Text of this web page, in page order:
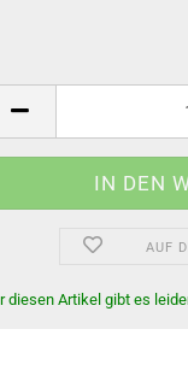
AUF
diesen Artikel gibt es